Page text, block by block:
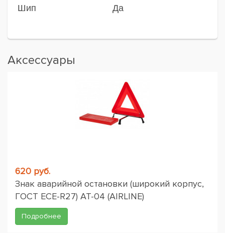
Шип
Да
Аксессуары
620 руб.
Знак аварийной остановки (широкий корпус,
ГОСТ ЕСЕ-R27) AT-04 (AIRLINE)
Подробнее